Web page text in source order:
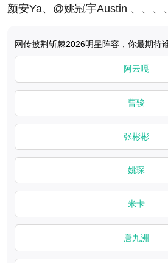
颜安Ya、@姚冠宇Austin 、、、
网传披荆斩棘2026​明星阵容，你最期待
阿云嘎
曹骏
张彬彬
姚琛
米卡
唐九洲